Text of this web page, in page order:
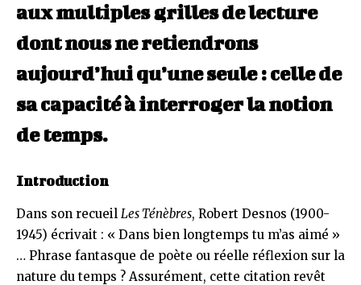
aux multiples grilles de lecture
dont nous ne retiendrons
aujourd’hui qu’une seule : celle de
sa capacité à interroger la notion
de temps.
Introduction
Dans son recueil Les Ténèbres, Robert Desnos (1900-
1945) écrivait : « Dans bien longtemps tu m’as aimé »
… Phrase fantasque de poète ou réelle réflexion sur la
nature du temps ? Assurément, cette citation revêt